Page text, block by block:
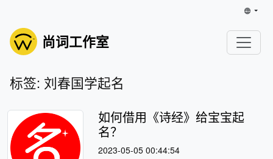
尚词工作室
标签: 刘春国学起名
如何借用《诗经》给宝宝起
名？
2023-05-05 00:44:54